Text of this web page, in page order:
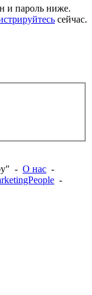
и пароль ниже.
сейчас.
- О нас -
-